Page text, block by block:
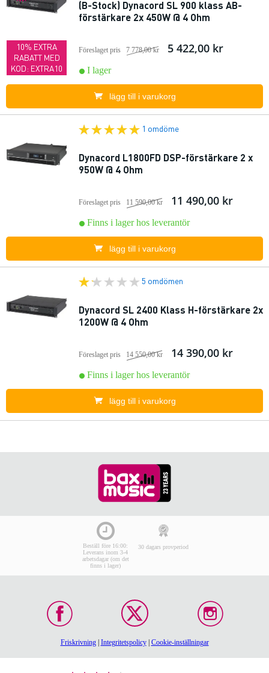
10% EXTRA
RABATT MED
KOD: EXTRA10
(B-Stock) Dynacord SL 900 klass AB-
förstärkare 2x 450W @ 4 Ohm
Föreslaget pris 7 778,00 kr 5 422,00 kr
I lager
lägg till i varukorg
1 omdöme
Dynacord L1800FD DSP-förstärkare 2 x
950W @ 4 Ohm
Föreslaget pris 11 590,00 kr 11 490,00 kr
Finns i lager hos leverantör
lägg till i varukorg
5 omdömen
Dynacord SL 2400 Klass H-förstärkare 2x
1200W @ 4 Ohm
Föreslaget pris 14 550,00 kr 14 390,00 kr
Finns i lager hos leverantör
lägg till i varukorg
Beställ före 16:00:
Leverans inom 3-4
arbetsdagar (om det
finns i lager)
30 dagars provperiod
Friskrivning| Integritetspolicy| Cookie-inställningar